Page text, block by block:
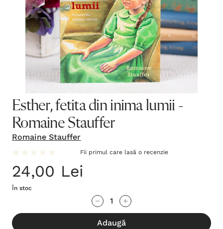
Esther, fetita din inima lumii -
Romaine Stauffer
Romaine Stauffer
Fii primul care lasă o recenzie
24,00 Lei
În stoc
te!
Stocul
Adaugă